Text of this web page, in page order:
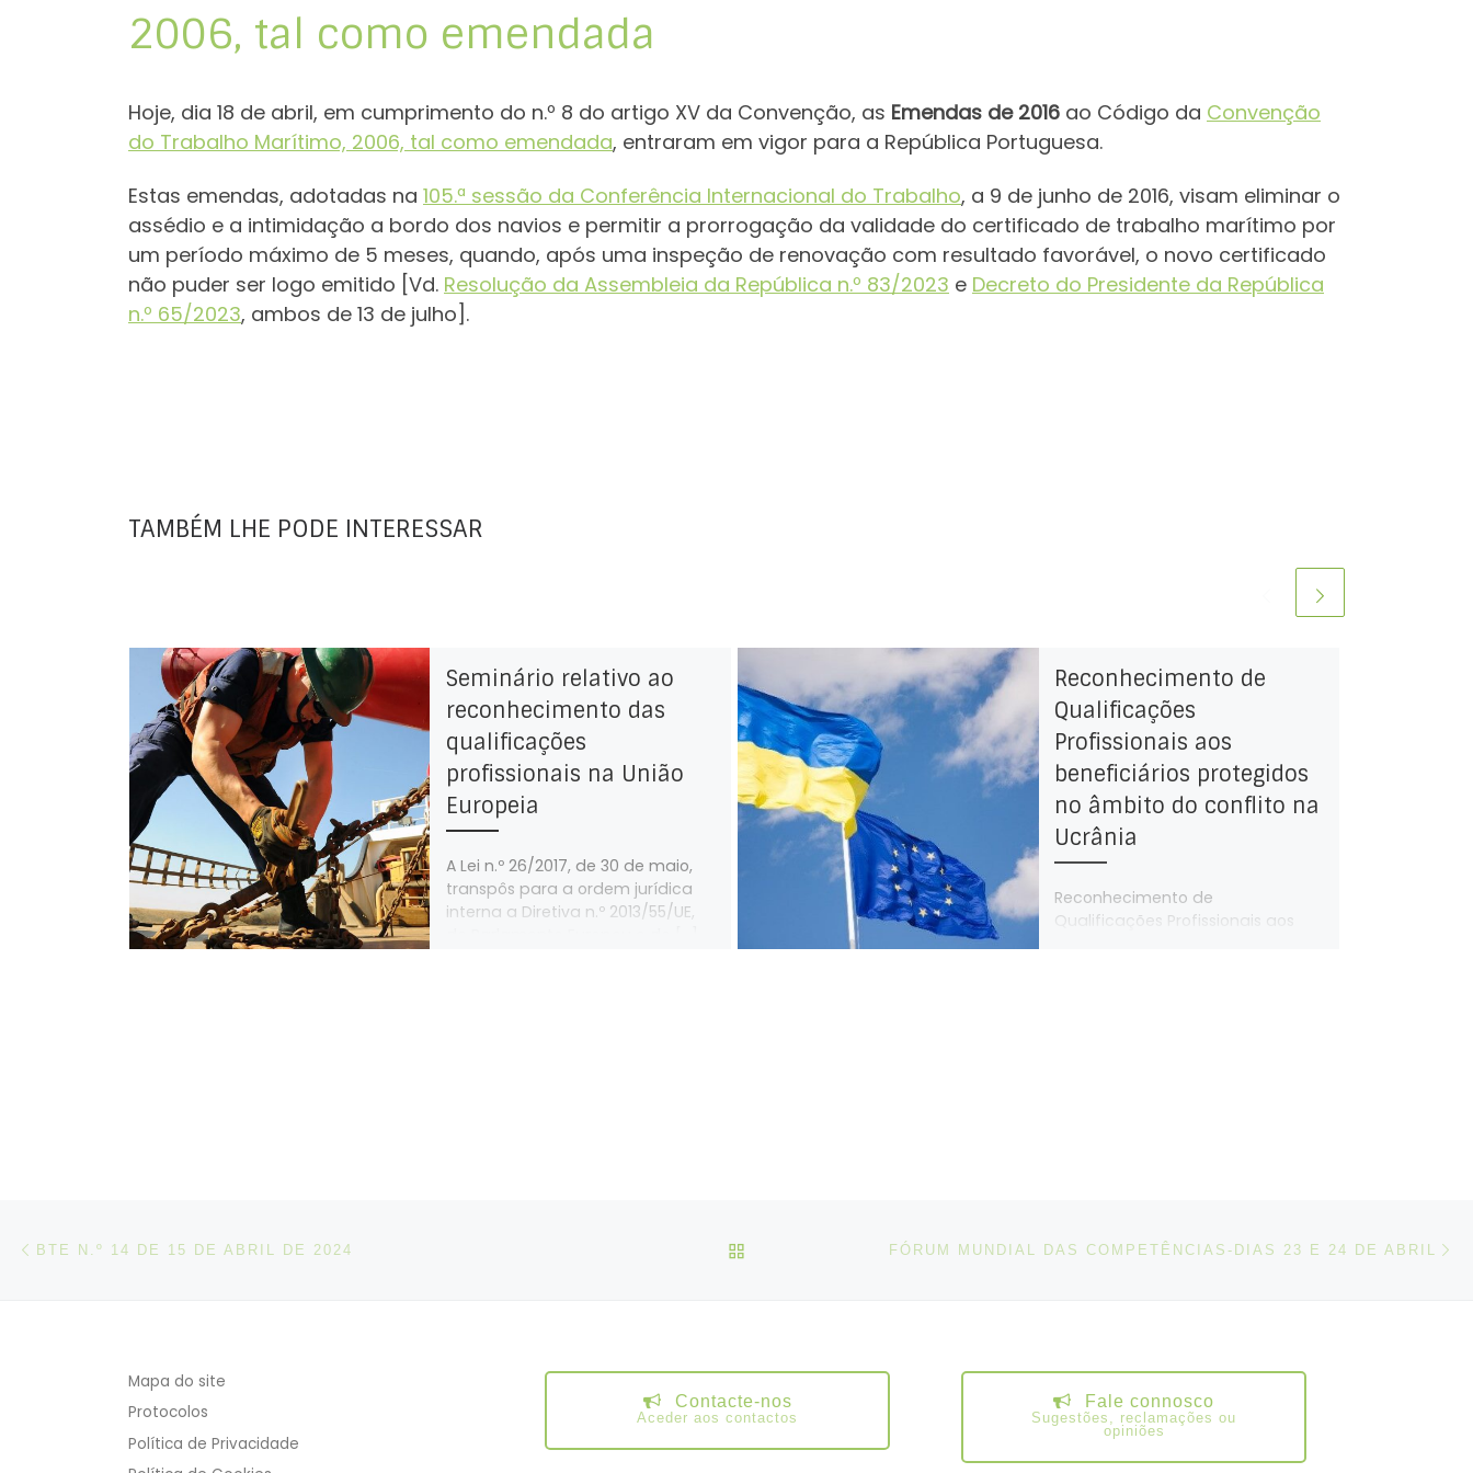
2006, tal como emendada
Hoje, dia 18 de abril, em cumprimento do n.º 8 do artigo XV da Convenção, as Emendas de 2016 ao Código da Convenção
do Trabalho Marítimo, 2006, tal como emendada, entraram em vigor para a República Portuguesa.
Estas emendas, adotadas na 105.ª sessão da Conferência Internacional do Trabalho, a 9 de junho de 2016, visam eliminar o
assédio e a intimidação a bordo dos navios e permitir a prorrogação da validade do certificado de trabalho marítimo por
um período máximo de 5 meses, quando, após uma inspeção de renovação com resultado favorável, o novo certificado
não puder ser logo emitido [Vd. Resolução da Assembleia da República n.º 83/2023 e Decreto do Presidente da República
n.º 65/2023, ambos de 13 de julho].
TAMBÉM LHE PODE INTERESSAR
Seminário relativo ao
reconhecimento das
qualificações
profissionais na União
Europeia
A Lei n.º 26/2017, de 30 de maio,
transpôs para a ordem jurídica
interna a Diretiva n.º 2013/55/UE,
Reconhecimento de
Qualificações
Profissionais aos
beneficiários protegidos
no âmbito do conflito na
Ucrânia
Reconhecimento de
Qualificações Profissionais aos
Post navigation
BTE N.º 14 DE 15 DE ABRIL DE 2024 VOLTAR À LISTA DE ARTIGOSFÓRUM MUNDIAL DAS COMPETÊNCIAS-DIAS 23 E 24 DE ABRIL
Mapa do site
Protocolos
Política de Privacidade
Contacte-nos
Aceder aos contactos
Fale connosco
Sugestões, reclamações ou
opiniões